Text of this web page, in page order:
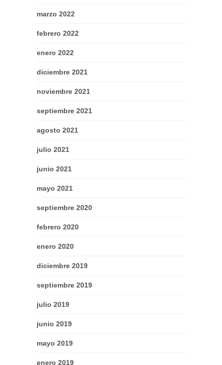
marzo 2022
febrero 2022
enero 2022
diciembre 2021
noviembre 2021
septiembre 2021
agosto 2021
julio 2021
junio 2021
mayo 2021
septiembre 2020
febrero 2020
enero 2020
diciembre 2019
septiembre 2019
julio 2019
junio 2019
mayo 2019
enero 2019